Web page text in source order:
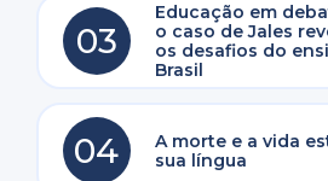
03
Educação em
o caso de Jales
os desafios do
Brasil
04
A morte e a vida
sua língua